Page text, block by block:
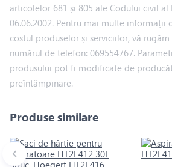
articolelor 681 și 805 ale Codului civil al
06.06.2002. Pentru mai multe informații
costul produselor și serviciilor, vă
numărul de telefon: 069554767.
produsului pot fi modificate de
preîntâmpinare.
Produse similare